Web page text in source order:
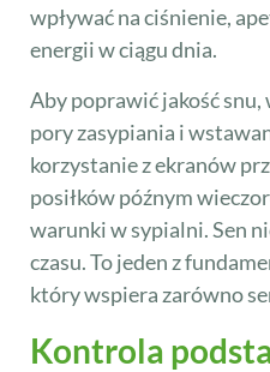
wpływać na ciśnienie,
energii w ciągu dnia.
Aby poprawić jakość
pory zasypiania i
korzystanie z ekranów
posiłków późnym
warunki w sypialni. Sen
czasu. To jeden z
który wspiera zarówno
Kontrola